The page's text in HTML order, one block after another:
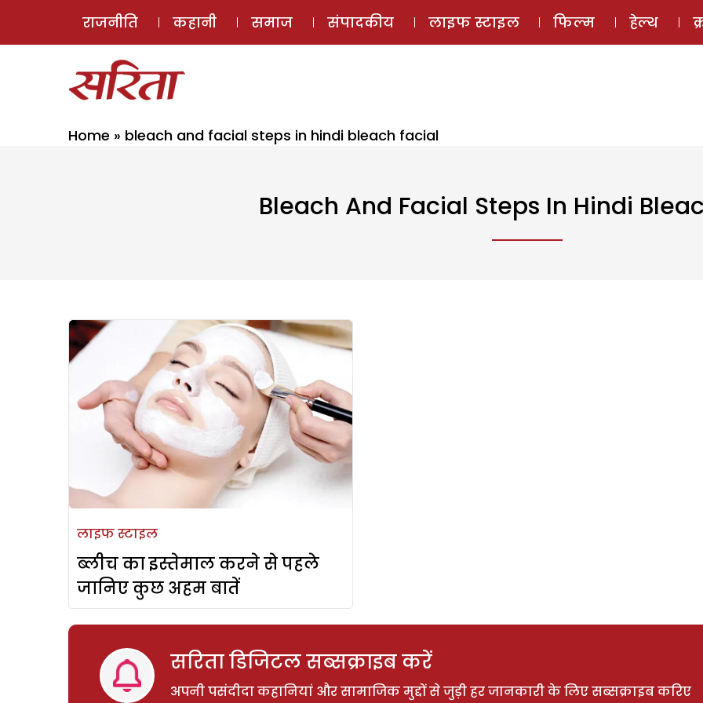
ई-मैगज़ीन
राजनीति कहानी समाज संपादकीय लाइफ स्टाइल फिल्म हेल्थ
Home » bleach and facial steps in hindi bleach facial
Bleach And Facial Steps In Hindi
लाइफ स्टाइल
ब्लीच का इस्तेमाल करने से पहले
जानिए कुछ अहम बातें
सरिता डिजिटल सब्सक्राइब करें
अपनी पसंदीदा कहानियां और सामाजिक मुद्दों से जुड़ी हर जानकारी के लिए सब्सक्राइब करिए